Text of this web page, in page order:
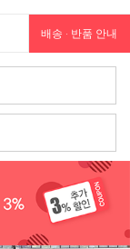
배송 · 반품 안내